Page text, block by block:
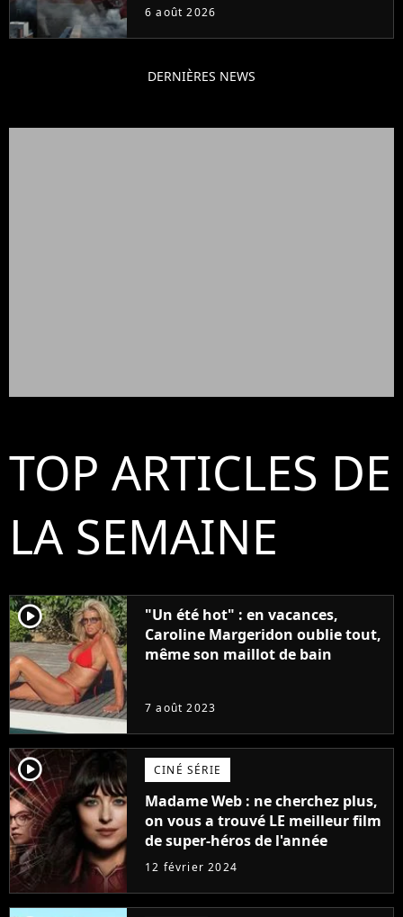
faire quoi que ce soit de simple
6 août 2026
DERNIÈRES NEWS
TOP ARTICLES DE
LA SEMAINE
player2
"Un été hot" : en vacances,
Caroline Margeridon oublie tout,
même son maillot de bain
7 août 2023
player2 CINÉ SÉRIE
Madame Web : ne cherchez plus,
on vous a trouvé LE meilleur film
de super-héros de l'année
12 février 2024